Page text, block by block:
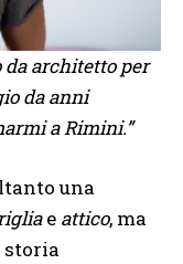
da architetto per
da anni
a Rimini.”
una
e attico, ma
storia